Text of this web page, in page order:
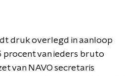
druk overlegd in aanloop
procent van ieders bruto
van NAVO secretaris